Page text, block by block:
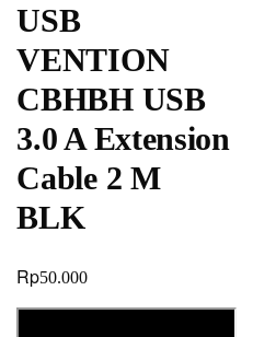
USB
VENTION
CBHBH USB
3.0 A Extension
Cable 2 M
BLK
Rp50.000